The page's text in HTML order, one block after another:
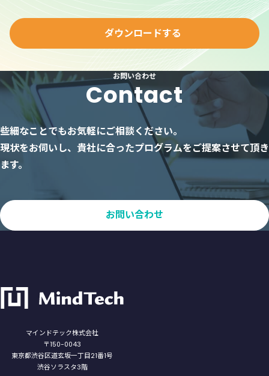
ダウンロードする
お問い合わせ
Contact
些細なことでもお気軽にご相談ください。
現状をお伺いし、貴社に合ったプログラムをご提案させて頂き
ます。
お問い合わせ
マインドテック株式会社
〒150-0043
東京都渋谷区道玄坂一丁目21番1号
渋谷ソラスタ3階